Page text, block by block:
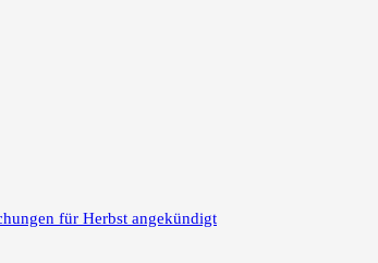
für Herbst angekündigt